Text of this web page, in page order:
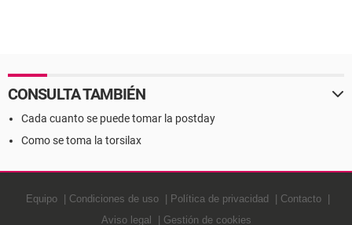
CONSULTA TAMBIÉN
Cada cuanto se puede tomar la postday
Como se toma la torsilax
Equipo Condiciones de uso Política de privacidad
Contacto
Aviso legal
Gestión de cookies